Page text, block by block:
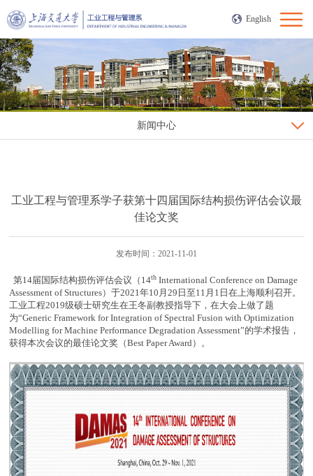
English
新闻中心
工业工程与管理系学子获第十四届国际结构损伤评估会议最
佳论文奖
发布时间：2021-11-01
第14届国际结构损伤评估会议（14th International Conference on Damage
Assessment of Structures）于2021年10月29日至11月1日在上海顺利召开。
工业工程2019级硕士研究生在王冬副教授指导下，在大会上做了题
为“Generic Framework for Integration of Spectral Fusion with Optimization
Modelling for Machine Performance Degradation Assessment”的学术报告，
获得本次会议的最佳论文奖（Best Paper Award）。